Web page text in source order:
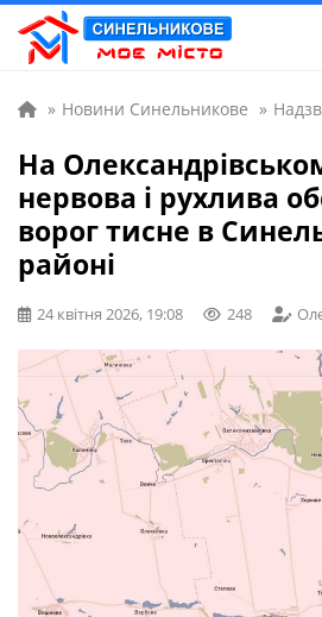
» Новини Синельникове »
На
нервова і рухлива
ворог тисне в
районі
24 квітня 2026, 19:08 248